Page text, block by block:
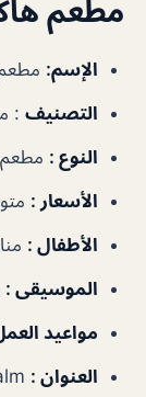
مطعم
الإسم:
التصنيف :
النوع :
الأسعار :
الأطفال :
الموسيقى :
مواعيد
العنوان :